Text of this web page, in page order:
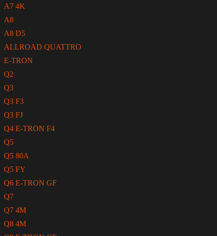
A7 4K
A8
A8 D5
ALLROAD QUATTRO
E-TRON
Q2
Q3
Q3 F3
Q3 FJ
Q4 E-TRON F4
Q5
Q5 80A
Q5 FY
Q6 E-TRON GF
Q7
Q7 4M
Q8 4M